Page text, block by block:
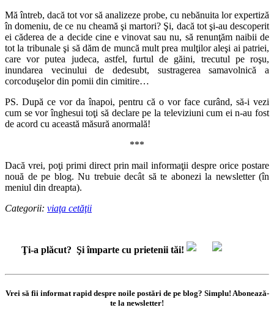
Mă întreb, dacă tot vor să analizeze probe, cu nebănuita lor expertiză
în domeniu, de ce nu cheamă şi martori? Şi, dacă tot şi-au descoperit
ei căderea de a decide cine e vinovat sau nu, să renunţăm naibii de
tot la tribunale şi să dăm de muncă mult prea mulţilor aleşi ai patriei,
care vor putea judeca, astfel, furtul de găini, trecutul pe roşu,
inundarea vecinului de dedesubt, sustragerea samavolnică a
corcoduşelor din pomii din cimitire…
PS. După ce vor da înapoi, pentru că o vor face curând, să-i vezi
cum se vor înghesui toţi să declare pe la televiziuni cum ei n-au fost
de acord cu această măsură anormală!
***
Dacă vrei, poţi primi direct prin mail informaţii despre orice postare
nouă de pe blog. Nu trebuie decât să te abonezi la newsletter (în
meniul din dreapta).
Categorii: viaţa cetăţii
Ţi-a plăcut? Şi împarte cu prietenii tăi!
Vrei să fii informat rapid despre noile postări de pe blog? Simplu! Abonează-
te la newsletter!